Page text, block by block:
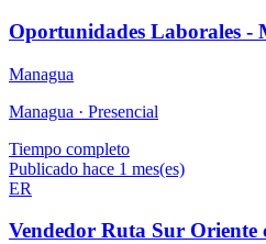
Oportunidades Laborales -
Managua
Managua · Presencial
Tiempo completo
Publicado hace 1 mes(es)
ER
Vendedor Ruta Sur Oriente